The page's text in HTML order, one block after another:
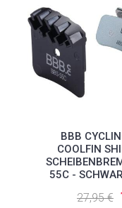
BBB
COOLFIN
55C -
27,95 €